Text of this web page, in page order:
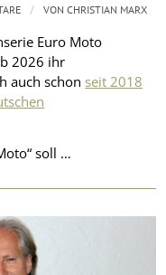
Euro Moto
2026 ihr
auch schon seit 2018
soll …
/ VONCHRISTIAN MARX